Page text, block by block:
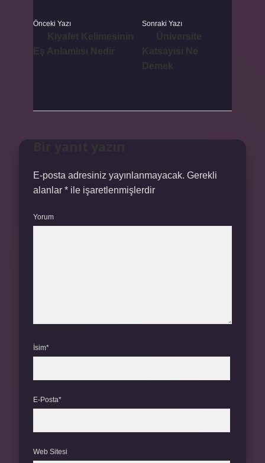
Önceki Yazı Sonraki Yazı
E-posta adresiniz yayınlanmayacak. Gerekli
alanlar * ile işaretlenmişlerdir
Yorum
İsim*
E-Posta*
Web Sitesi